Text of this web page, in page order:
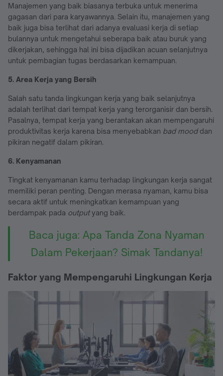
Manajemen yang baik biasanya terbuka untuk menerima
gagasan dari para karyawannya. Selain itu, manajemen yang
baik juga bisa terlihat dari adanya evaluasi kerja di setiap
bulannya untuk mengetahui seberapa baik atau buruk yang
dikerjakan, sehingga hal ini bisa dijadikan acuan selanjutnya
untuk pembagian tugas berdasarkan kemampuan.
5. Area Kerja yang Bersih
Salah satu tanda lingkungan kerja yang baik selanjutnya
adalah terlihat dari tempat kerja yang terorganisir dan bersih.
Pasalnya, tempat kerja yang berantakan akan mempengaruhi
produktivitas kerja karena bisa menyebabkan bad mooddan
pikiran negatif dalam pikiran.
6. Kenyamanan
Tingkat kenyamanan kamu terhadap lingkungan kerja sangat
memiliki peran penting. Dengan merasa nyaman, kamu bisa
secara aktif untuk meningkatkan kemampuan yang
berdampak pada outputyang baik.
Baca juga: Apa Tanda Zona Nyaman
Dalam Pekerjaan? Simak Tandanya!
Faktor yang Mempengaruhi Lingkungan Kerja